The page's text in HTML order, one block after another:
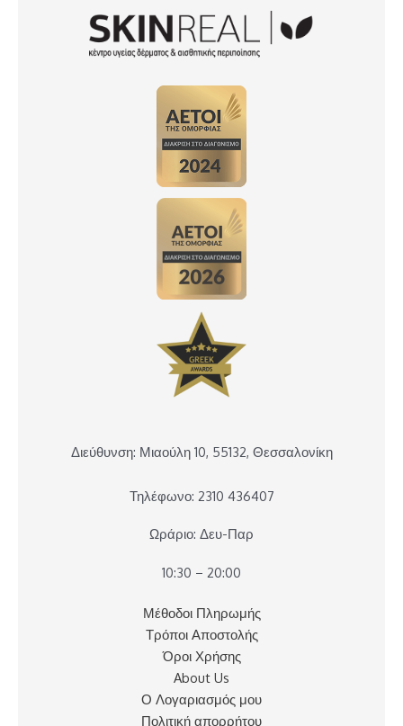
Διεύθυνση: Μιαούλη 10, 55132, Θεσσαλονίκη
Τηλέφωνο: 2310 436407
Ωράριο: Δευ-Παρ
10:30 – 20:00
Μέθοδοι Πληρωμής
Τρόποι Αποστολής
Όροι Χρήσης
About Us
Ο Λογαριασμός μου
Πολιτική απορρήτου